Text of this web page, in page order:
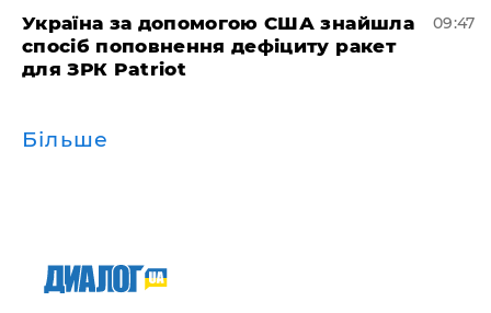
Україна за допомогою США знайшла
спосіб поповнення дефіциту ракет
для ЗРК Patriot
09:47
Більше